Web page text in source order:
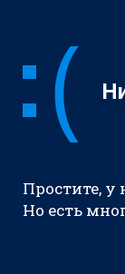
Простите, у
Но есть